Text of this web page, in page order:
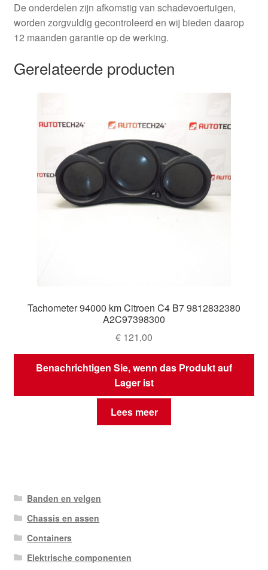
De onderdelen zijn afkomstig van schadevoertuigen,
worden zorgvuldig gecontroleerd en wij bieden daarop
12 maanden garantie op de werking.
Gerelateerde producten
Tachometer 94000 km Citroen C4 B7 9812832380
A2C97398300
€ 121,00
Benachrichtigen Sie, wenn das Produkt auf
Lager ist
Lees meer
Banden en velgen
Chassis en assen
Containers
Elektrische componenten